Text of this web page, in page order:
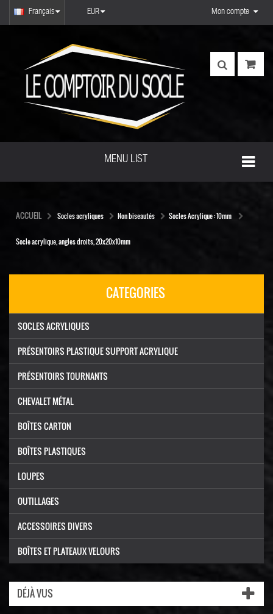
Mon compte
Français EUR
MENU LIST
ACCUEIL Socles acryliques Non biseautés Socles Acrylique : 10mm
Socle acrylique, angles droits, 20x20x10mm
CATEGORIES
SOCLES ACRYLIQUES
PRÉSENTOIRS PLASTIQUE SUPPORT ACRYLIQUE
PRÉSENTOIRS TOURNANTS
CHEVALET MÉTAL
BOÎTES CARTON
BOÎTES PLASTIQUES
LOUPES
OUTILLAGES
ACCESSOIRES DIVERS
BOÎTES ET PLATEAUX VELOURS
DÉJÀ VUS